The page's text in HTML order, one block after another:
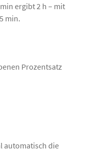
ergibt 2 h – mit
min.
Prozentsatz
automatisch die